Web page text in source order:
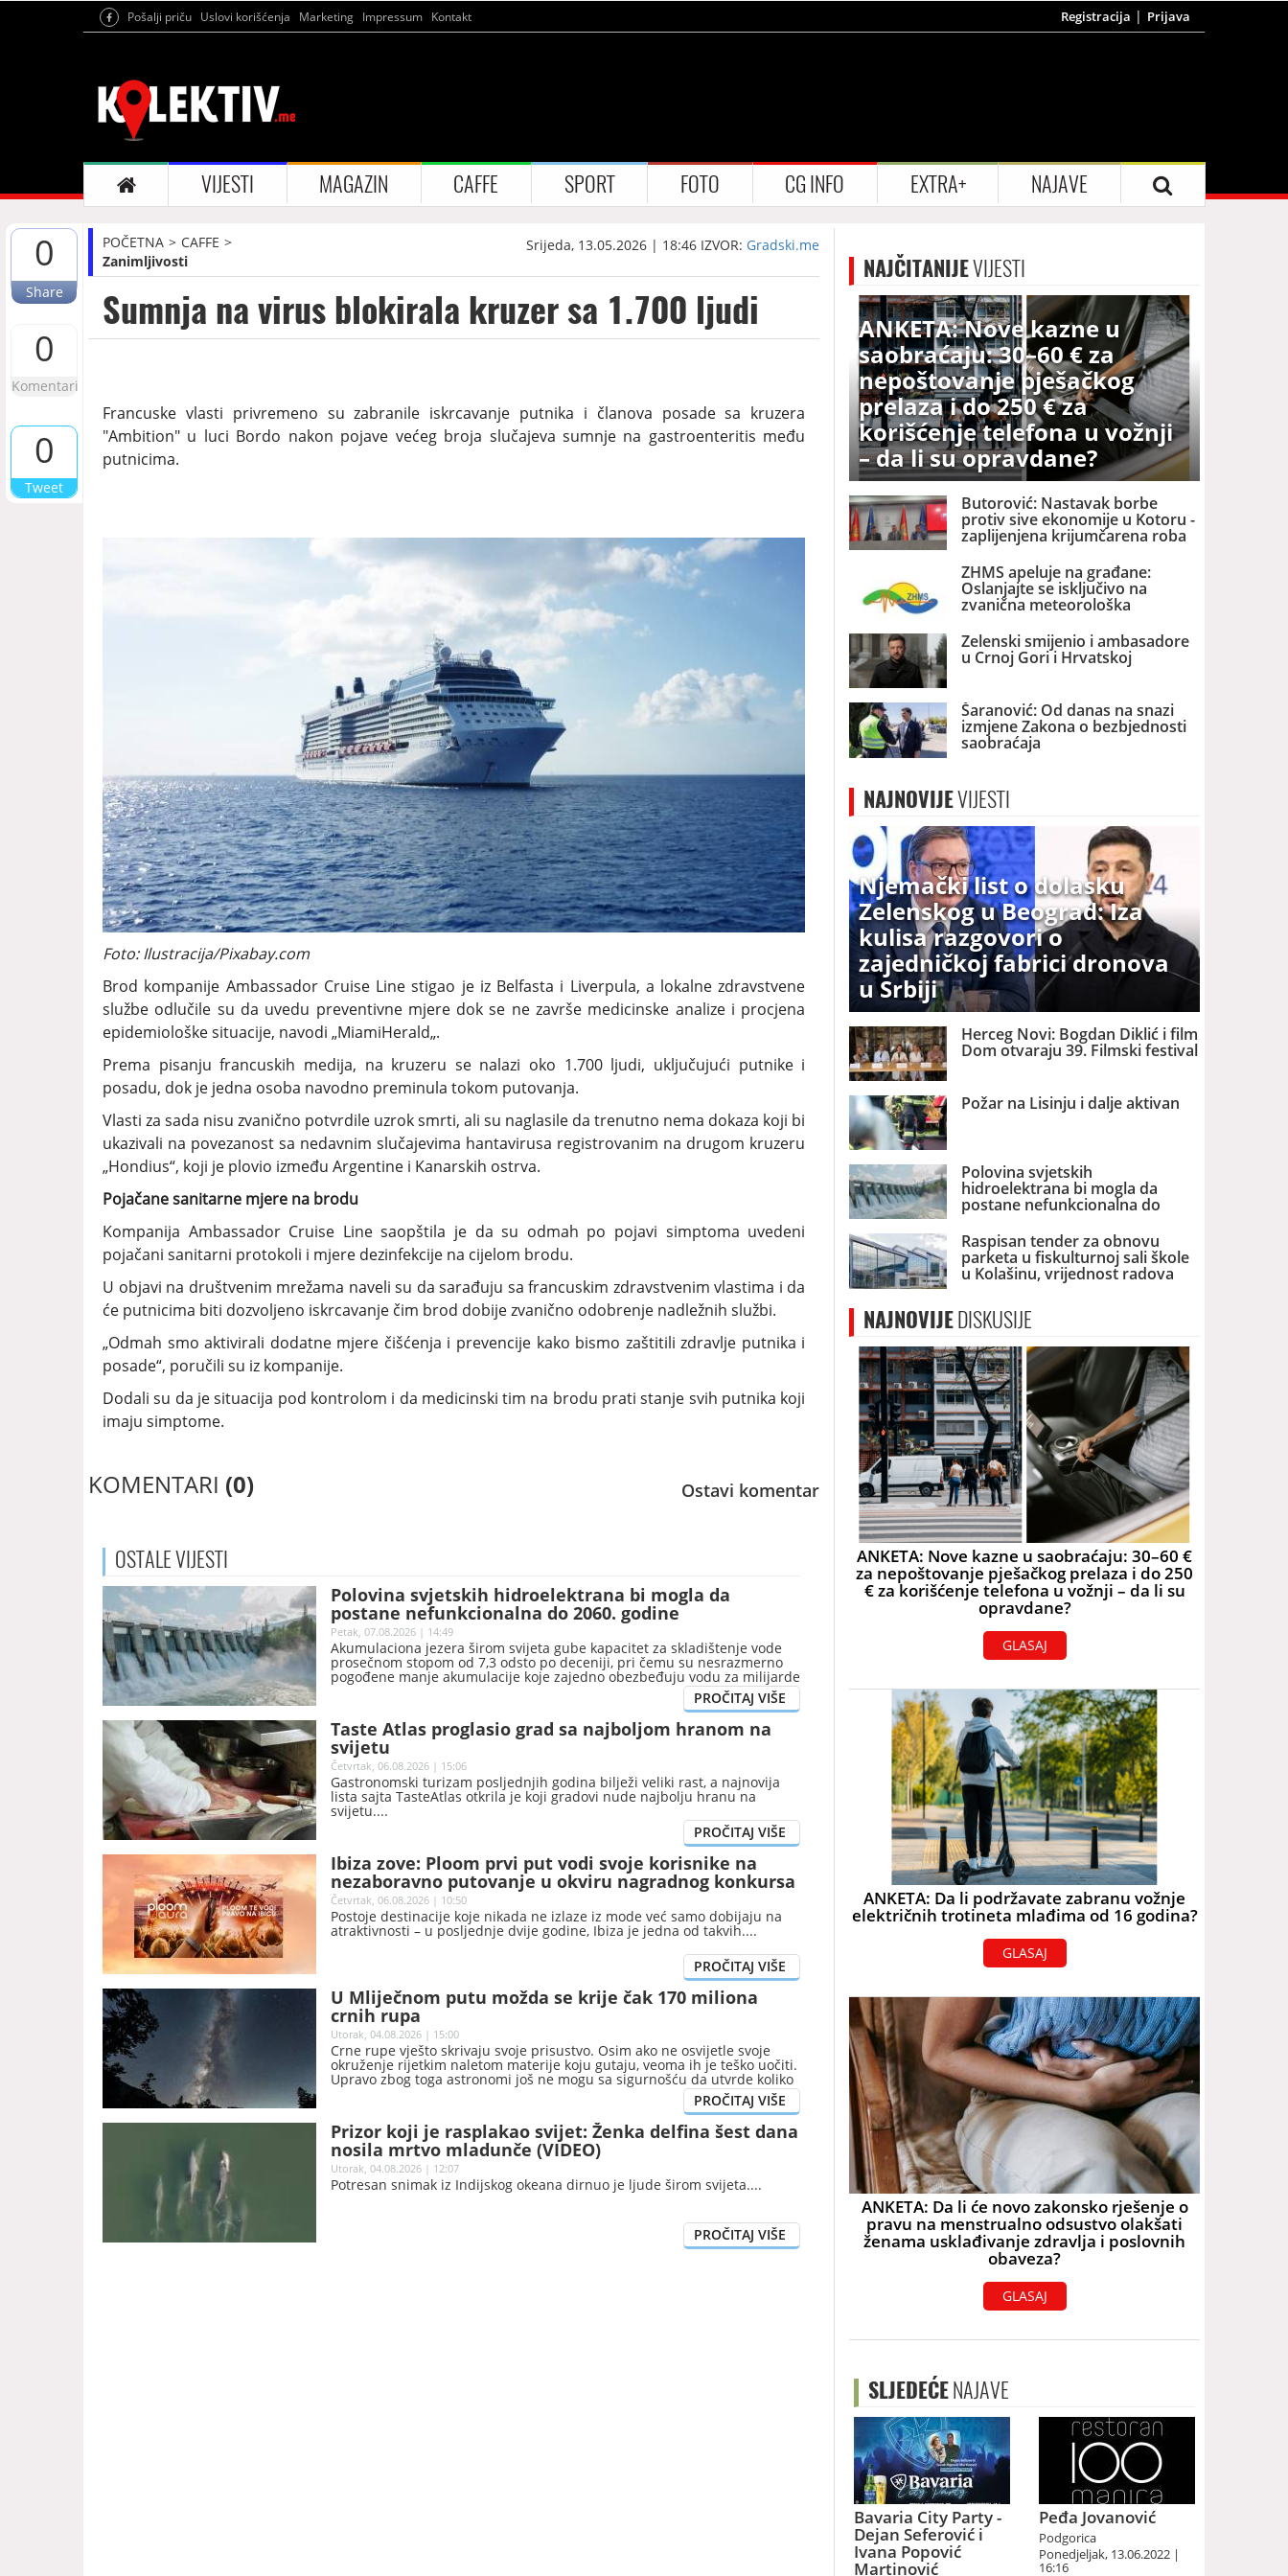
Pošalji priču Uslovi korišćenja Marketing Impressum Kontakt Registracija Prijava
VIJESTI MAGAZIN CAFFE SPORT FOTO CG INFO EXTRA+ NAJAVE
0
Share
0
Komentari
0
Tweet
POČETNA
CAFFE
Zanimljivosti
Srijeda, 13.05.2026 | 18:46 IZVOR: Gradski.me
Sumnja na virus blokirala kruzer sa 1.700 ljudi
Francuske vlasti privremeno su zabranile iskrcavanje putnika i članova posade sa kruzera
"Ambition" u luci Bordo nakon pojave većeg broja slučajeva sumnje na gastroenteritis među
putnicima.
Foto: Ilustracija/Pixabay.com
Brod kompanije Ambassador Cruise Line stigao je iz Belfasta i Liverpula, a lokalne zdravstvene
službe odlučile su da uvedu preventivne mjere dok se ne završe medicinske analize i procjena
epidemiološke situacije, navodi „MiamiHerald„.
Prema pisanju francuskih medija, na kruzeru se nalazi oko 1.700 ljudi, uključujući putnike i
posadu, dok je jedna osoba navodno preminula tokom putovanja.
Vlasti za sada nisu zvanično potvrdile uzrok smrti, ali su naglasile da trenutno nema dokaza koji bi
ukazivali na povezanost sa nedavnim slučajevima hantavirusa registrovanim na drugom kruzeru
„Hondius“, koji je plovio između Argentine i Kanarskih ostrva.
Pojačane sanitarne mjere na brodu
Kompanija Ambassador Cruise Line saopštila je da su odmah po pojavi simptoma uvedeni
pojačani sanitarni protokoli i mjere dezinfekcije na cijelom brodu.
U objavi na društvenim mrežama naveli su da sarađuju sa francuskim zdravstvenim vlastima i da
će putnicima biti dozvoljeno iskrcavanje čim brod dobije zvanično odobrenje nadležnih službi.
„Odmah smo aktivirali dodatne mjere čišćenja i prevencije kako bismo zaštitili zdravlje putnika i
posade“, poručili su iz kompanije.
Dodali su da je situacija pod kontrolom i da medicinski tim na brodu prati stanje svih putnika koji
imaju simptome.
KOMENTARI (0) Ostavi komentar
OSTALEVIJESTI
Polovina svjetskih hidroelektrana bi mogla da
postane nefunkcionalna do 2060. godine
Petak, 07.08.2026 | 14:49
Akumulaciona jezera širom svijeta gube kapacitet za skladištenje vode
prosečnom stopom od 7,3 odsto po deceniji, pri čemu su nesrazmerno
pogođene manje akumulacije koje zajedno obezbeđuju vodu za milijarde
Taste Atlas proglasio grad sa najboljom hranom na
svijetu
Četvrtak, 06.08.2026 | 15:06
Gastronomski turizam posljednjih godina bilježi veliki rast, a najnovija
lista sajta TasteAtlas otkrila je koji gradovi nude najbolju hranu na
svijetu.
Ibiza zove: Ploom prvi put vodi svoje korisnike na
nezaboravno putovanje u okviru nagradnog konkursa
Četvrtak, 06.08.2026 | 10:50
Postoje destinacije koje nikada ne izlaze iz mode već samo dobijaju na
atraktivnosti – u posljednje dvije godine, Ibiza je jedna od takvih.
U Mliječnom putu možda se krije čak 170 miliona
crnih rupa
Utorak, 04.08.2026 | 15:00
Crne rupe vješto skrivaju svoje prisustvo. Osim ako ne osvijetle svoje
okruženje rijetkim naletom materije koju gutaju, veoma ih je teško uočiti.
Upravo zbog toga astronomi još ne mogu sa sigurnošću da utvrde koliko
se nevidljivih crnih rupa zvjezdane mase nalazi u našoj galaksiji.
Prizor koji je rasplakao svijet: Ženka delfina šest dana
nosila mrtvo mladunče (VIDEO)
Utorak, 04.08.2026 | 12:07
Potresan snimak iz Indijskog okeana dirnuo je ljude širom svijeta.
NAJČITANIJEVIJESTI
ANKETA: Nove kazne u
saobraćaju: 30–60 € za
nepoštovanje pješačkog
prelaza i do 250 € za
korišćenje telefona u vožnji
– da li su opravdane?
Butorović: Nastavak borbe
protiv sive ekonomije u Kotoru -
zaplijenjena krijumčarena roba
ZHMS apeluje na građane:
Oslanjajte se isključivo na
zvanična meteorološka
Zelenski smijenio i ambasadore
u Crnoj Gori i Hrvatskoj
Šaranović: Od danas na snazi
izmjene Zakona o bezbjednosti
saobraćaja
NAJNOVIJEVIJESTI
Njemački list o dolasku
Zelenskog u Beograd: Iza
kulisa razgovori o
zajedničkoj fabrici dronova
u Srbiji
Herceg Novi: Bogdan Diklić i film
Dom otvaraju 39. Filmski festival
Požar na Lisinju i dalje aktivan
Polovina svjetskih
hidroelektrana bi mogla da
postane nefunkcionalna do
2060. godine
Raspisan tender za obnovu
parketa u fiskulturnoj sali škole
u Kolašinu, vrijednost radova
skoro 40.000 eura
NAJNOVIJEDISKUSIJE
ANKETA: Nove kazne u saobraćaju: 30–60 €
za nepoštovanje pješačkog prelaza i do 250
€ za korišćenje telefona u vožnji – da li su
opravdane?
GLASAJ
ANKETA: Da li podržavate zabranu vožnje
električnih trotineta mlađima od 16 godina?
GLASAJ
ANKETA: Da li će novo zakonsko rješenje o
pravu na menstrualno odsustvo olakšati
ženama usklađivanje zdravlja i poslovnih
obaveza?
GLASAJ
SLJEDEĆENAJAVE
Bavaria City Party -
Dejan Seferović i
Ivana Popović
Martinović
Peđa Jovanović
Podgorica
Ponedjeljak, 13.06.2022 |
16:16